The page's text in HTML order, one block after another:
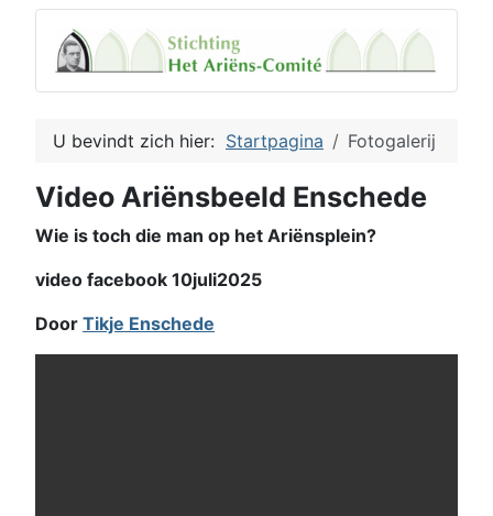
U bevindt zich hier: Startpagina Fotogalerij
Video Ariënsbeeld Enschede
Wie is toch die man op het Ariënsplein?
video facebook 10juli2025
Door Tikje Enschede